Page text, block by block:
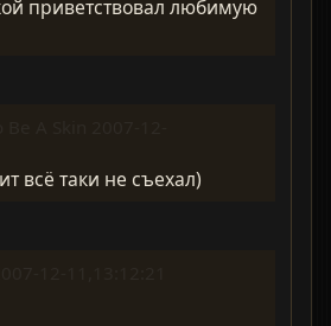
приветствовал любимую
всё таки не съехал)